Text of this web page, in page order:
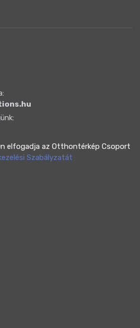
elfogadja az Otthontérkép Csoport
Szabályzatát